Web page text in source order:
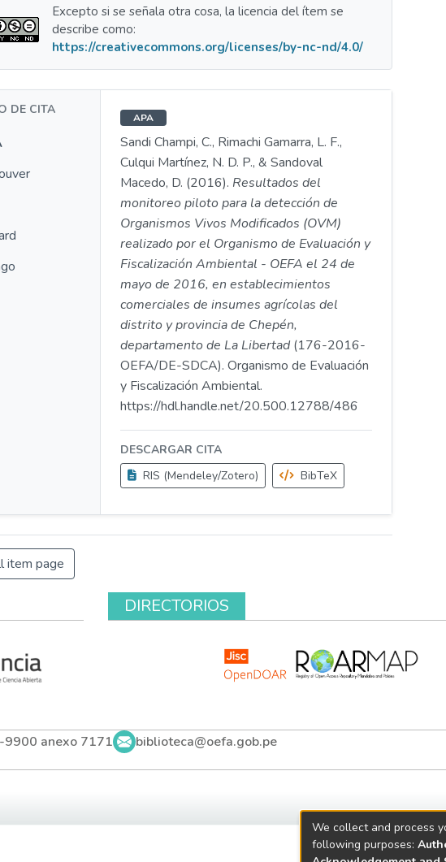
Excepto si se señala otra cosa, la licencia del ítem se
describe como:
https://creativecommons.org/licenses/by-nc-nd/4.0/
DE CITA
APA
Sandi Champi, C., Rimachi Gamarra, L. F.,
Culqui Martínez, N. D. P., & Sandoval
Macedo, D. (2016). Resultados del
monitoreo piloto para la detección de
Organismos Vivos Modificados (OVM)
realizado por el Organismo de Evaluación y
Fiscalización Ambiental - OEFA el 24 de
mayo de 2016, en establecimientos
comerciales de insumes agrícolas del
distrito y provincia de Chepén,
departamento de La Libertad (176-2016-
OEFA/DE-SDCA). Organismo de Evaluación
y Fiscalización Ambiental.
https://hdl.handle.net/20.500.12788/486
DESCARGAR CITA
RIS (Mendeley/Zotero)
BibTeX
item page
DIRECTORIOS
anexo 7171 biblioteca@oefa.gob.pe
We collect and process
following purposes: